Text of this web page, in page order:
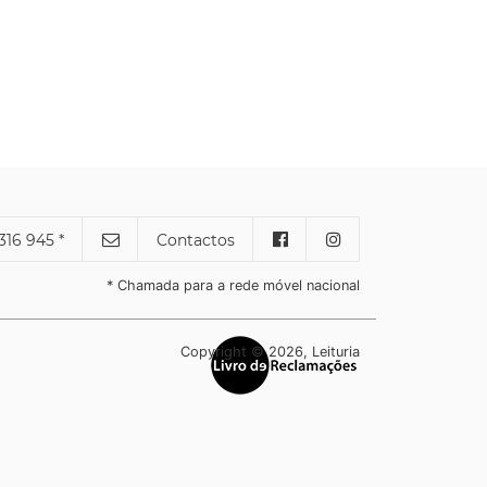
945 * Contactos
* Chamada para a rede móvel nacional
Copyright © 2026, Leituria